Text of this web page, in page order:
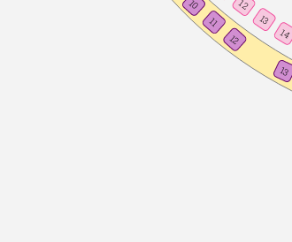
12
10
11
12
13
14
13